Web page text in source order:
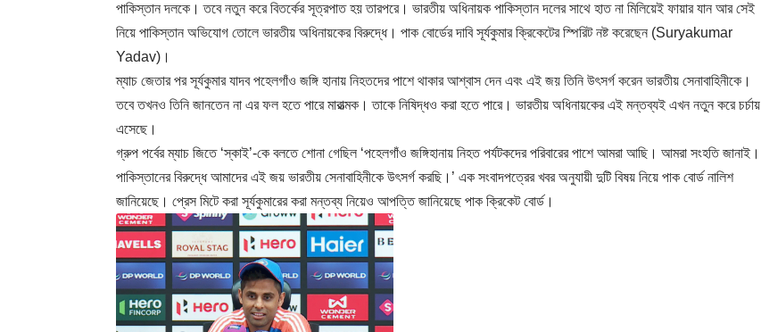
পাকিস্তান দলকে। তবে নতুন করে বিতর্কের সূত্রপাত হয় তারপরে। ভারতীয় অধিনায়ক পাকিস্তান দলের সাথে হাত না মিলিয়েই ফায়ার যান আর সেই
নিয়ে পাকিস্তান অভিযোগ তোলে ভারতীয় অধিনায়কের বিরুদ্ধে। পাক বোর্ডের দাবি সূর্যকুমার ক্রিকেটের স্পিরিট নষ্ট করেছেন (Suryakumar
Yadav)।
ম্যাচ জেতার পর সূর্যকুমার যাদব পহেলগাঁও জঙ্গি হানায় নিহতদের পাশে থাকার আশ্বাস দেন এবং এই জয় তিনি উৎসর্গ করেন ভারতীয় সেনাবাহিনীকে।
তবে তখনও তিনি জানতেন না এর ফল হতে পারে মারাত্মক। তাকে নিষিদ্ধও করা হতে পারে। ভারতীয় অধিনায়কের এই মন্তব্যই এখন নতুন করে চর্চায়
এসেছে।
গ্রুপ পর্বের ম্যাচ জিতে ‘স্কাই’-কে বলতে শোনা গেছিল ‘পহেলগাঁও জঙ্গিহানায় নিহত পর্যটকদের পরিবারের পাশে আমরা আছি। আমরা সংহতি জানাই।
পাকিস্তানের বিরুদ্ধে আমাদের এই জয় ভারতীয় সেনাবাহিনীকে উৎসর্গ করছি।’ এক সংবাদপত্রের খবর অনুযায়ী দুটি বিষয় নিয়ে পাক বোর্ড নালিশ
জানিয়েছে। প্রেস মিটে করা সূর্যকুমারের করা মন্তব্য নিয়েও আপত্তি জানিয়েছে পাক ক্রিকেট বোর্ড।